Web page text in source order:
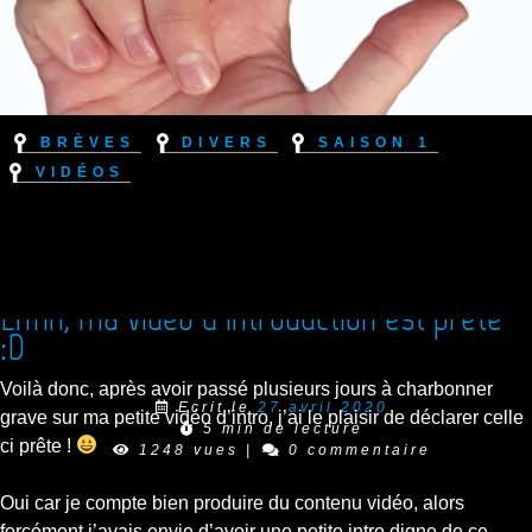
Brèves Divers
Saison 1
Vidéos
Enfin, ma vidéo d’introduction est prête
:D
Ecrit le 27 avril 2020
5 min de lecture
1248 vues
| 0 commentaire
Voilà donc, après avoir passé plusieurs jours à charbonner
grave sur ma petite vidéo d’intro, j’ai le plaisir de déclarer celle
ci prête !
Oui car je compte bien produire du contenu vidéo, alors